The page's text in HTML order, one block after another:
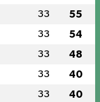
33 55
33 54
33 48
33 40
33 40